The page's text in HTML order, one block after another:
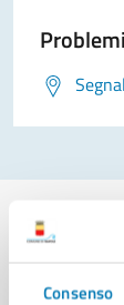
Consenso